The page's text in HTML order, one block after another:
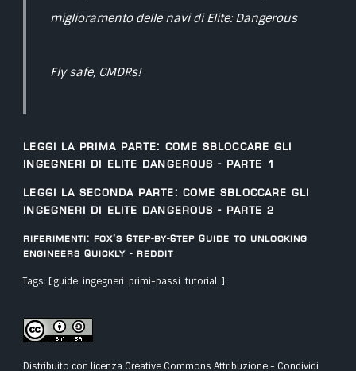
miglioramento delle navi di Elite: Dangerous
Fly safe, CMDRs!
Leggi la prima parte: Come sbloccare gli
Ingegneri di Elite Dangerous - Parte 1
Leggi la seconda parte: Come sbloccare gli
Ingegneri di Elite Dangerous - Parte 2
Riferimenti: Fox’s Step-by-Step Guide to Unlocking
Engineers Quickly - Reddit
Tags: [guide ingegneri primi-passi tutorial ]
Distribuito con licenza Creative Commons Attribuzione - Condividi